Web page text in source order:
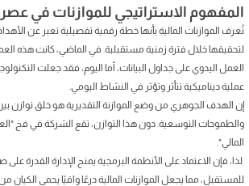
المفهوم الاستراتيجي للموازنات في
تُعرف الموازنات المالية بأنها خطة رقمية تفصيلية تعبر عن
لتحقيقها خلال فترة زمنية مستقبلية. في الماضي، كانت هذه
العمل اليدوي على جداول البيانات، أما اليوم، فقد جعلت
عملية ديناميكية تتأثر وتؤثر في النشاط اليومي.
إن الهدف الجوهري من وضع الموازنة التقديرية هو خلق توازن بين
والطموحات التوسعية. دون هذا التوازن، تقع الشركة في فخ
المالي".
لذا، فإن الاعتماد على الأنظمة البرمجية يمنح الإدارة القدرة
للمستقبل، مما يجعل الموازنات المالية درعًا واقيًا يحمي الكيان